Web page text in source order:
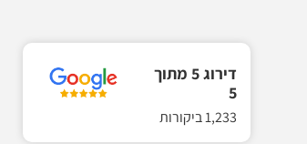
דירוג 5 מתוך
5
1,233 ביקורות